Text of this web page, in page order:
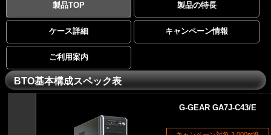
製品TOP 製品の特長
ケース詳細 キャンペーン情報
ご利用案内
BTO基本構成スペック表
G-GEAR GA7J-C43/E